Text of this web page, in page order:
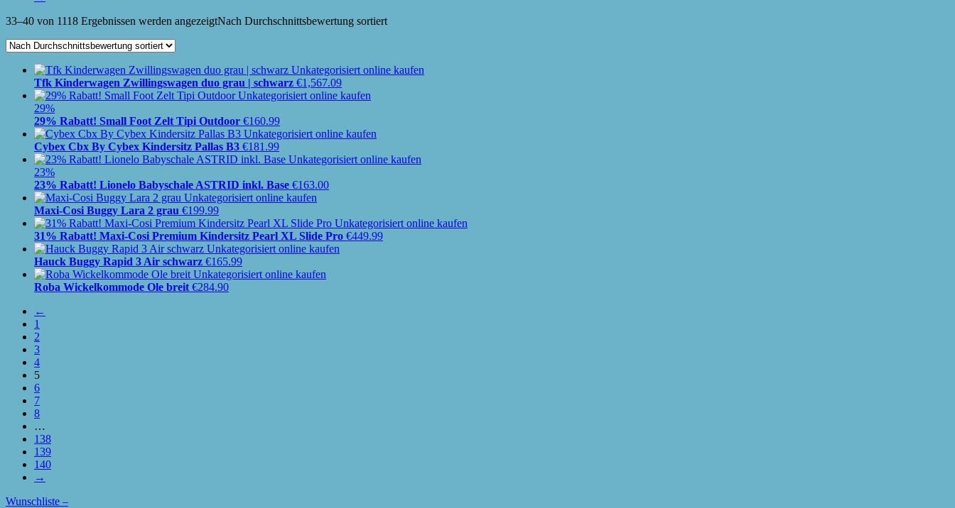
33–40 von 1118 Ergebnissen werden angezeigtNach Durchschnittsbewertung sortiert
Tfk Kinderwagen Zwillingswagen duo grau | schwarz €1,567.09
29%
29% Rabatt! Small Foot Zelt Tipi Outdoor €160.99
Cybex Cbx By Cybex Kindersitz Pallas B3 €181.99
23%
23% Rabatt! Lionelo Babyschale ASTRID inkl. Base €163.00
Maxi-Cosi Buggy Lara 2 grau €199.99
31% Rabatt! Maxi-Cosi Premium Kindersitz Pearl XL Slide Pro €449.99
Hauck Buggy Rapid 3 Air schwarz €165.99
Roba Wickelkommode Ole breit €284.90
←
1
2
3
4
5
6
7
8
…
138
139
140
→
Wunschliste –